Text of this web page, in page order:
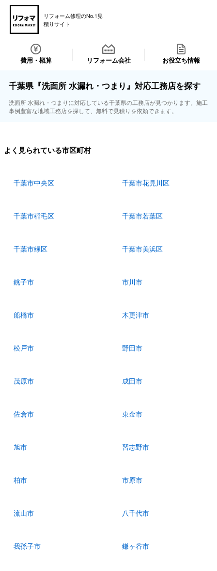
リフォーム修理のNo.1見
積りサイト
費用・概算 リフォーム会社 お役立ち情報
千葉県『洗面所 水漏れ・つまり』対応工務店を探す
洗面所 水漏れ・つまりに対応している千葉県の工務店が見つかります。施工
事例豊富な地域工務店を探して、無料で見積りを依頼できます。
よく見られている市区町村
千葉市中央区 千葉市花見川区
千葉市稲毛区 千葉市若葉区
千葉市緑区 千葉市美浜区
銚子市 市川市
船橋市 木更津市
松戸市 野田市
茂原市 成田市
佐倉市 東金市
旭市 習志野市
柏市 市原市
流山市 八千代市
我孫子市 鎌ヶ谷市